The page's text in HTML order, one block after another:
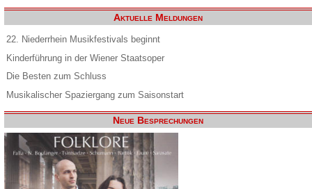
Aktuelle Meldungen
22. Niederrhein Musikfestivals beginnt
Kinderführung in der Wiener Staatsoper
Die Besten zum Schluss
Musikalischer Spaziergang zum Saisonstart
Neue Besprechungen